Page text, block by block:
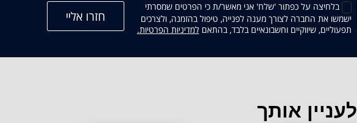
בלחיצה על כפתור 'שלח' אני מאשר/ת כי הפרטים שמסרתי
ישמשו את החברה לצורך מענה לפנייה, טיפול בהזמנה, ולצרכים
תפעוליים, שיווקיים וחשבונאיים בלבד, בהתאםקישור
למדיניות הפרטיות.
אותך